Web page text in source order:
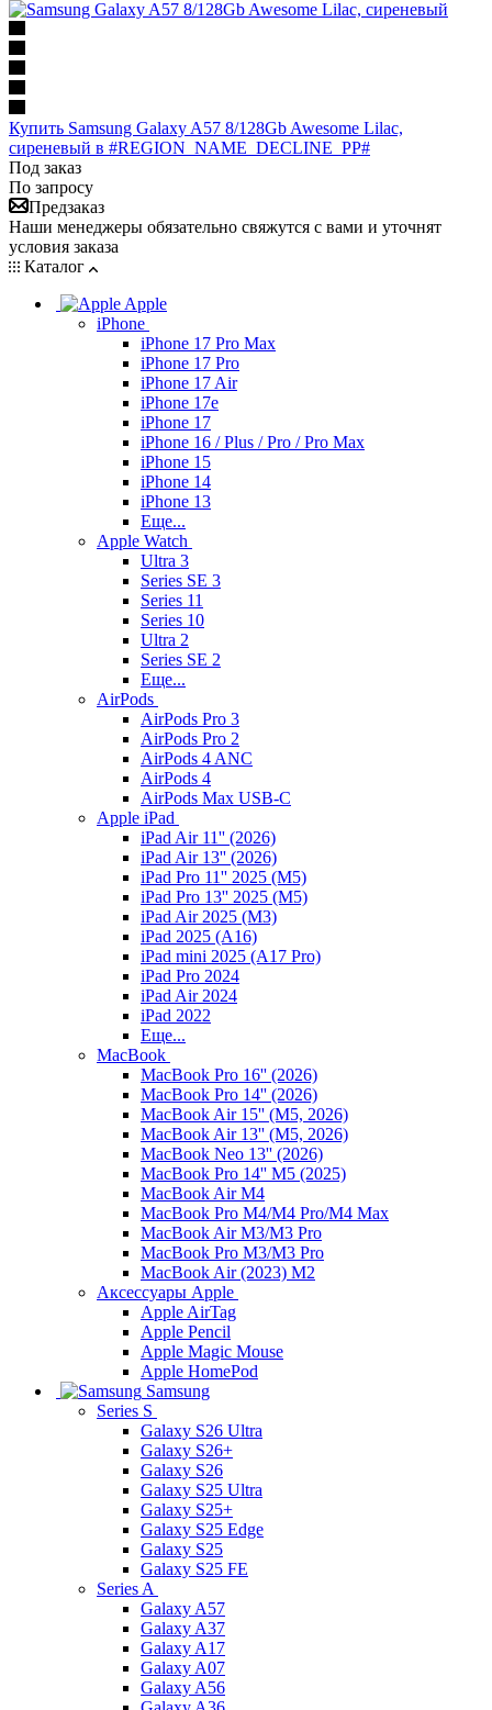
Купить Samsung Galaxy A57 8/128Gb Awesome Lilac,
сиреневый в #REGION_NAME_DECLINE_PP#
Под заказ
По запросу
Предзаказ
Наши менеджеры обязательно свяжутся с вами и уточнят
условия заказа
Каталог
Apple
iPhone
iPhone 17 Pro Max
iPhone 17 Pro
iPhone 17 Air
iPhone 17e
iPhone 17
iPhone 16 / Plus / Pro / Pro Max
iPhone 15
iPhone 14
iPhone 13
Еще...
Apple Watch
Ultra 3
Series SE 3
Series 11
Series 10
Ultra 2
Series SE 2
Еще...
AirPods
AirPods Pro 3
AirPods Pro 2
AirPods 4 ANC
AirPods 4
AirPods Max USB-C
Apple iPad
iPad Air 11'' (2026)
iPad Air 13'' (2026)
iPad Pro 11'' 2025 (M5)
iPad Pro 13'' 2025 (M5)
iPad Air 2025 (M3)
iPad 2025 (A16)
iPad mini 2025 (A17 Pro)
iPad Pro 2024
iPad Air 2024
iPad 2022
Еще...
MacBook
MacBook Pro 16'' (2026)
MacBook Pro 14'' (2026)
MacBook Air 15'' (M5, 2026)
MacBook Air 13'' (M5, 2026)
MacBook Neo 13'' (2026)
MacBook Pro 14'' M5 (2025)
MacBook Air M4
MacBook Pro M4/M4 Pro/M4 Max
MacBook Air M3/M3 Pro
MacBook Pro M3/M3 Pro
MacBook Air (2023) M2
Аксессуары Apple
Apple AirTag
Apple Pencil
Apple Magic Mouse
Apple HomePod
Samsung
Series S
Galaxy S26 Ultra
Galaxy S26+
Galaxy S26
Galaxy S25 Ultra
Galaxy S25+
Galaxy S25 Edge
Galaxy S25
Galaxy S25 FE
Series A
Galaxy A57
Galaxy A37
Galaxy A17
Galaxy A07
Galaxy A56